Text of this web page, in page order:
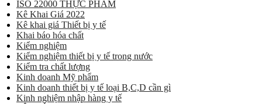
ISO 22000 THỰC PHẨM
Kê Khai Giá 2022
Kê khai giá Thiết bị y tế
Khai báo hóa chất
Kiểm nghiệm
Kiểm nghiệm thiết bị y tế trong nước
Kiểm tra chất lượng
Kinh doanh Mỹ phẩm
Kinh doanh thiết bị y tế loại B,C,D cần gì
Kinh nghiệm nhập hàng y tế